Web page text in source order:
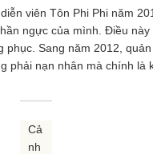
viên Tôn Phi Phi năm
ngực của mình. Điều
Sang năm 2012,
phải nạn nhân mà chính là
Cả
nh